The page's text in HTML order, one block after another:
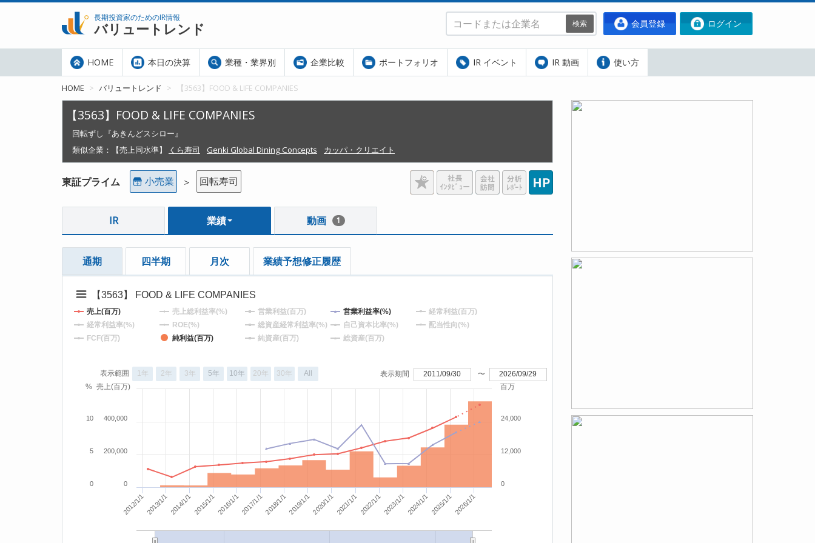
長期投資家のためのIR情報
バリュートレンド 会員登録 ログイン
検索
HOME 本日の決算 業種・業界別 企業比較 ポートフォリオ IR イベント IR 動画 使い方
HOME バリュートレンド 【3563】FOOD & LIFE COMPANIES
【3563】FOOD & LIFE COMPANIES
回転ずし『あきんどスシロー』
類似企業：
【売上同水準】 くら寿司 Genki Global Dining Concepts カッパ・クリエイト
東証プライム 小売業 ＞ 回転寿司
IR 業績 動画 1
通期 四半期 月次 業績予想修正履歴
売上(百万)
% 百万
【3563】 FOOD & LIFE COMPANIES
2012/1/12013/1/12014/1/12015/1/12016/1/12017/1/12018/1/12019/1/12020/1/12021/1/12022/1/12023/1/12024/1/12025/1/12026/1/1
0
400,000
200,000
0
5
10
0
12,000
24,000
表示範囲 1年 2年 3年 5年 10年 20年 30年 All 表示期間 2011/09/30 〜 2026/09/29
売上(百万) 売上総利益率(%) 営業利益(百万) 営業利益率(%)
経常利益(百万)
経常利益率(%)
ROE(%) 総資産経常利益率(%) 自己資本比率(%)
配当性向(%)
FCF(百万)
純利益(百万) 純資産(百万) 総資産(百万)